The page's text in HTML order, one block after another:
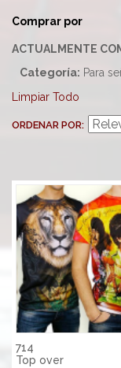
Comprar por
ACTUALMENTE
Categoría: Para
Limpiar Todo
ORDENAR POR
714
Top over